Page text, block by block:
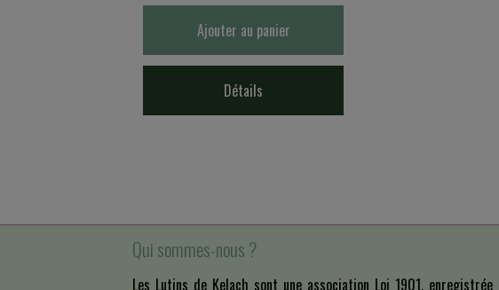
Ajouter au panier
Détails
Qui sommes-nous ?
Les Lutins de Kelach sont une association Loi 1901,